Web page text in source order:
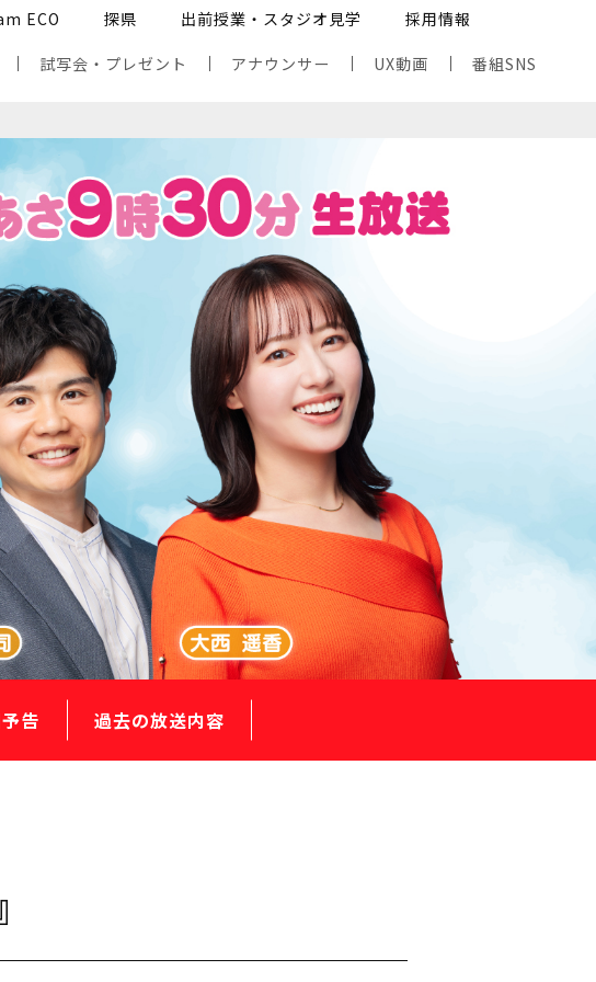
ECO 探県 出前授業・スタジオ見学 採用情報
試写会・プレゼント アナウンサー UX動画 番組SNS
告 過去の放送内容